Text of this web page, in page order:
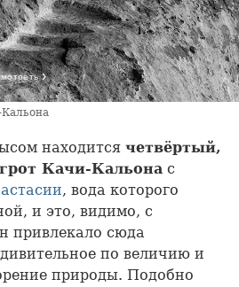
›
находится четвёртый,
Качи-Кальона с
, вода которого
и это, видимо, с
привлекало сюда
по величию и
природы. Подобно